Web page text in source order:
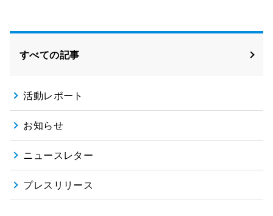
すべての記事
活動レポート
お知らせ
ニュースレター
プレスリリース